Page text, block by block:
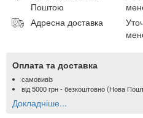
Поштою
Адресна доставка
Оплата та доставка
самовивіз
від5000 грн- безкоштовно (Нова
Докладніше...